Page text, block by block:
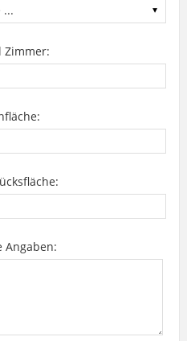
Zimmer:
Angaben: